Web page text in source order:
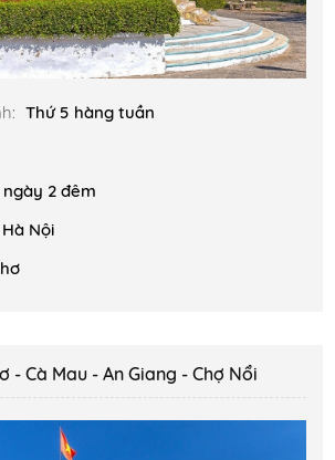
Thứ 5 hàng tuần
ngày 2 đêm
Hà Nội
- Cà Mau - An Giang - Chợ Nổi